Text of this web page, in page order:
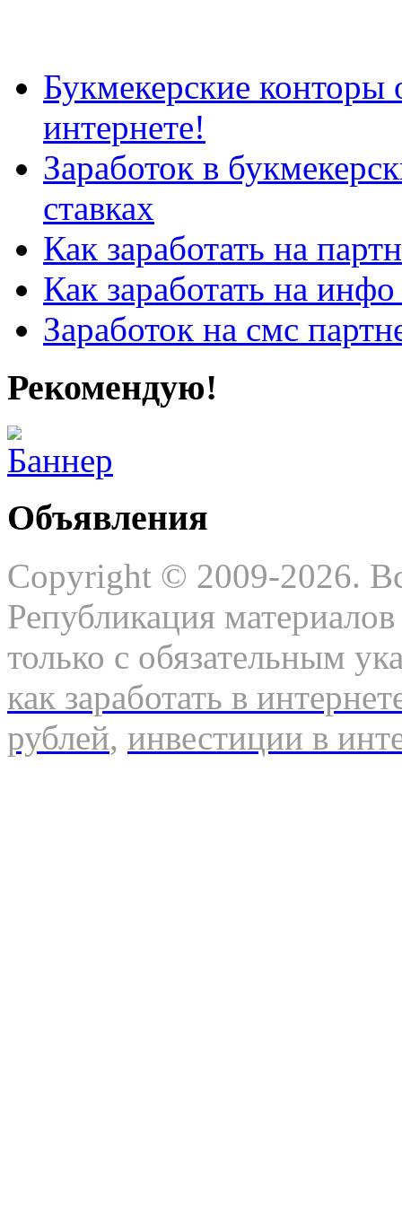
Букмекерские конторы
интернете!
Заработок в
ставках
Как заработать на
Как заработать на
Заработок на смс
Рекомендую!
Объявления
Copyright © 2009-2026.
Републикация
только с обязательным
как заработать в
рублей, инвестиции в